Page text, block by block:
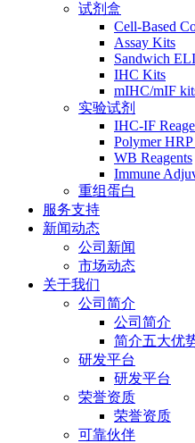
试剂盒
Cell-Based
Assay Kits
Sandwich
IHC Kits
mIHC/mIF
实验试剂
IHC-IF
Polymer
WB Reagents
Immune
重组蛋白
服务支持
新闻动态
公司新闻
市场动态
关于我们
公司简介
公司简介
简介五大优
研发平台
研发平台
荣誉资质
荣誉资质
可靠伙伴